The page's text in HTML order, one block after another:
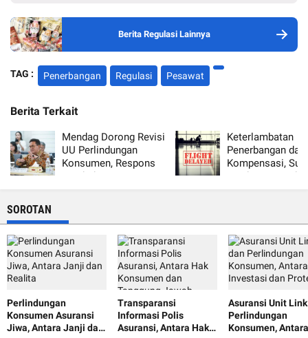
Berita Regulasi Lainnya
TAG : Penerbangan Regulasi Pesawat
Berita Terkait
Mendag Dorong Revisi
UU Perlindungan
Konsumen, Respons
Perubahan
Keterlambatan
Penerbangan dan
Kompensasi,
Maskapai Patuhi
SOROTAN
Perlindungan
Konsumen Asuransi
Jiwa, Antara Janji dan
Transparansi
Informasi Polis
Asuransi, Antara Hak
Asuransi Unit
Perlindungan
Konsumen, Antara